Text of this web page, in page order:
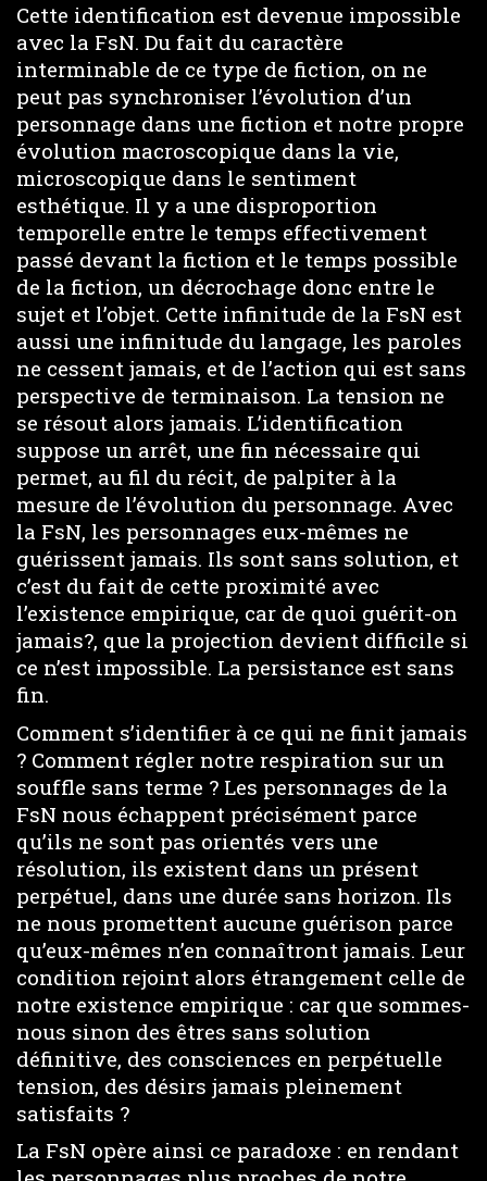
Cette identification est devenue impossible
avec la FsN. Du fait du caractère
interminable de ce type de fiction, on ne
peut pas synchroniser l’évolution d’un
personnage dans une fiction et notre propre
évolution macroscopique dans la vie,
microscopique dans le sentiment
esthétique. Il y a une disproportion
temporelle entre le temps effectivement
passé devant la fiction et le temps possible
de la fiction, un décrochage donc entre le
sujet et l’objet. Cette infinitude de la FsN est
aussi une infinitude du langage, les paroles
ne cessent jamais, et de l’action qui est sans
perspective de terminaison. La tension ne
se résout alors jamais. L’identification
suppose un arrêt, une fin nécessaire qui
permet, au fil du récit, de palpiter à la
mesure de l’évolution du personnage. Avec
la FsN, les personnages eux-mêmes ne
guérissent jamais. Ils sont sans solution, et
c’est du fait de cette proximité avec
l’existence empirique, car de quoi guérit-on
jamais?, que la projection devient difficile si
ce n’est impossible. La persistance est sans
fin.
Comment s’identifier à ce qui ne finit jamais
? Comment régler notre respiration sur un
souffle sans terme ? Les personnages de la
FsN nous échappent précisément parce
qu’ils ne sont pas orientés vers une
résolution, ils existent dans un présent
perpétuel, dans une durée sans horizon. Ils
ne nous promettent aucune guérison parce
qu’eux-mêmes n’en connaîtront jamais. Leur
condition rejoint alors étrangement celle de
notre existence empirique : car que sommes-
nous sinon des êtres sans solution
définitive, des consciences en perpétuelle
tension, des désirs jamais pleinement
satisfaits ?
La FsN opère ainsi ce paradoxe : en rendant